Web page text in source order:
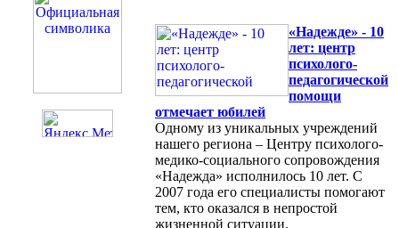
«Надежде» - 10
лет: центр
психолого-
педагогической
помощи
отмечает юбилей
Одному из уникальных учреждений
нашего региона – Центру психолого-
медико-социального сопровождения
«Надежда» исполнилось 10 лет. С
2007 года его специалисты помогают
тем, кто оказался в непростой
жизненной ситуации.